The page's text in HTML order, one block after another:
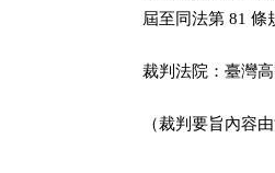
屆至同法第 81 條
裁判法院：臺灣
（裁判要旨內容